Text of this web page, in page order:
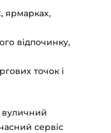
ярмарках,
відпочинку,
точок і
вуличний
сервіс